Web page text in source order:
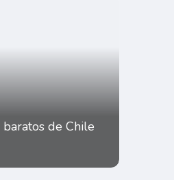
de Chile